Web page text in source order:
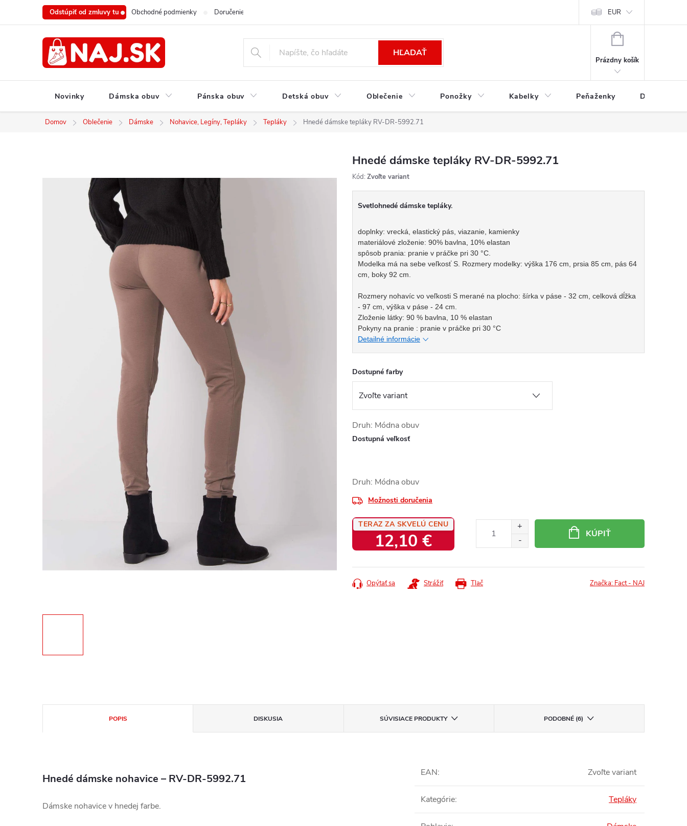
Odstúpiť od zmluvy tu Obchodné podmienky Doručenie a platba Podmienky ochrany osobných údajov
EUR
HĽADAŤ
NÁKUPNÝ
Prázdny košík
Novinky Dámska obuv Pánska obuv Detská obuv Oblečenie Ponožky Kabelky Peňaženky Drogéria
Domov Oblečenie Dámske Nohavice, Legíny, Tepláky Tepláky Hnedé dámske tepláky RV-DR-5992.71
Hnedé dámske tepláky RV-DR-5992.71
Kód: Zvoľte variant
Svetlohnedé dámske tepláky.
doplnky: vrecká, elastický pás, viazanie, kamienky
materiálové zloženie: 90% bavlna, 10% elastan
spôsob prania: pranie v práčke pri 30 °C.
Modelka má na sebe veľkosť S. Rozmery modelky: výška 176 cm, prsia 85 cm, pás 64
cm, boky 92 cm.
Rozmery nohavíc vo veľkosti S merané na plocho: šírka v páse - 32 cm, celková dĺžka
- 97 cm, výška v páse - 24 cm.
Zloženie látky: 90 % bavlna, 10 % elastan
Pokyny na pranie : pranie v práčke pri 30 °C
Detailné informácie
Dostupné farby
Druh: Módna obuv
Dostupná veľkosť
Druh: Módna obuv
Možnosti doručenia
TERAZ ZA SKVELÚ CENU
12,10 €
cena:
KÚPIŤ
Tlač
Opýtať sa Strážiť Značka: Fact - NAJ
POPIS DISKUSIA SÚVISIACE PRODUKTY PODOBNÉ (6)
Hnedé dámske nohavice – RV-DR-5992.71
Dámske nohavice v hnedej farbe.
EAN: Zvoľte variant
Kategórie: Tepláky